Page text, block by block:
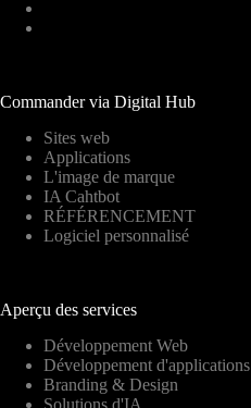
Commander via Digital Hub
Sites web
Applications
L'image de marque
IA Cahtbot
RÉFÉRENCEMENT
Logiciel personnalisé
Aperçu des services
Développement Web
Développement d'applications
Branding & Design